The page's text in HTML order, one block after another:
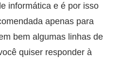
informática e é por isso
apenas para
bem algumas linhas de
quiser responder à